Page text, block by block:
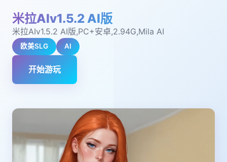
米拉AIv1.5.2 AI版
米拉AIv1.5.2 AI版,PC+安卓,2.94G,Mila AI
欧美SLG AI
开始游玩